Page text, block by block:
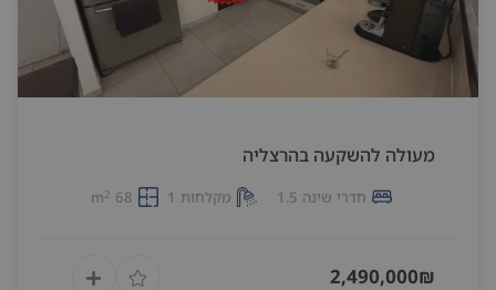
מעולה להשקעה בהרצליה
חדרי שינה 1.5 מקלחות 1 68 m
2
2,490,000₪